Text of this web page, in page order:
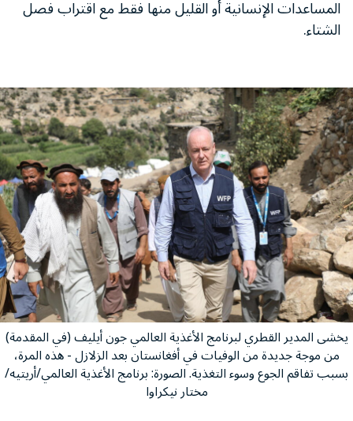
المساعدات الإنسانية أو القليل منها فقط مع اقتراب فصل
الشتاء.
يخشى المدير القطري لبرنامج الأغذية العالمي جون أيليف (في المقدمة)
من موجة جديدة من الوفيات في أفغانستان بعد الزلازل - هذه المرة،
بسبب تفاقم الجوع وسوء التغذية. الصورة: برنامج الأغذية العالمي/أريتيه/
مختار نيكراوا